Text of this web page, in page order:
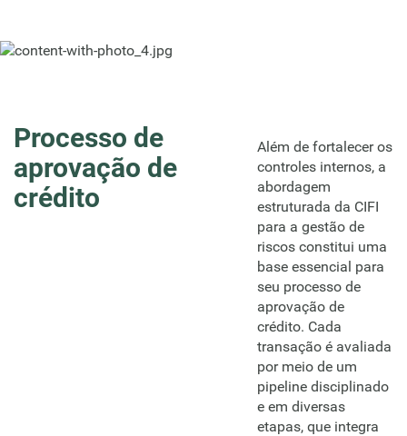
Processo de
aprovação de
crédito
Além de fortalecer os
controles internos, a
abordagem
estruturada da CIFI
para a gestão de
riscos constitui uma
base essencial para
seu processo de
aprovação de
crédito. Cada
transação é avaliada
por meio de um
pipeline disciplinado
e em diversas
etapas, que integra